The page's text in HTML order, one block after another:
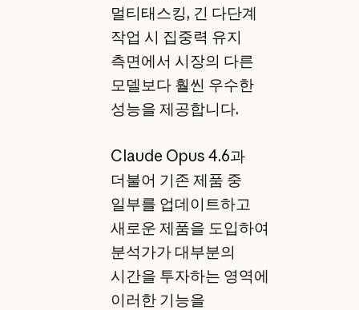
멀티태스킹, 긴 다단계
작업 시 집중력 유지
측면에서 시장의 다른
모델보다 훨씬 우수한
성능을 제공합니다.
Claude Opus 4.6과
더불어 기존 제품 중
일부를 업데이트하고
새로운 제품을 도입하여
분석가가 대부분의
시간을 투자하는 영역에
이러한 기능을